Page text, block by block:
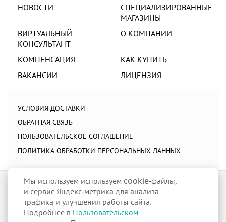
НОВОСТИ
СПЕЦИАЛИЗИРОВАННЫЕ
МАГАЗИНЫ
ВИРТУАЛЬНЫЙ
КОНСУЛЬТАНТ
О КОМПАНИИ
КОМПЕНСАЦИЯ
КАК КУПИТЬ
ВАКАНСИИ
ЛИЦЕНЗИЯ
УСЛОВИЯ ДОСТАВКИ
ОБРАТНАЯ СВЯЗЬ
ПОЛЬЗОВАТЕЛЬСКОЕ СОГЛАШЕНИЕ
ПОЛИТИКА ОБРАБОТКИ ПЕРСОНАЛЬНЫХ ДАННЫХ
raduga-ural.ru ©
Мы используем используем cookie-файлы,
и сервис Яндекс-метрика для анализа
трафика и улучшения работы сайта.
Подробнее в Пользовательском